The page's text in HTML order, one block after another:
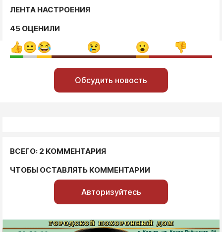
ЛЕНТА НАСТРОЕНИЯ
45 ОЦЕНИЛИ
Обсудить новость
ВСЕГО: 2 КОММЕНТАРИЯ
ЧТОБЫ ОСТАВЛЯТЬ КОММЕНТАРИИ
Авторизуйтесь